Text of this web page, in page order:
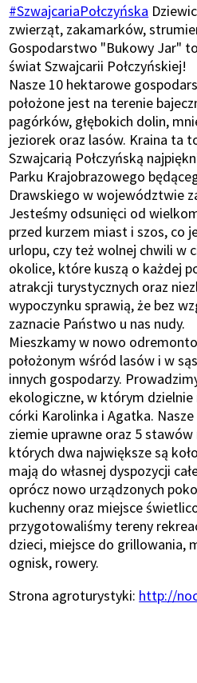
#SzwajcariaPołczyńska
zwierząt, zakamarków,
Gospodarstwo "Bukowy Jar"
świat Szwajcarii Połczyńskiej!
Nasze 10 hektarowe
położone jest na terenie
pagórków, głębokich dolin,
jeziorek oraz lasów. Kraina ta
Szwajcarią Połczyńską
Parku Krajobrazowego
Drawskiego w województwie
Jesteśmy odsunięci od
przed kurzem miast i szos, co
urlopu, czy też wolnej chwili w
okolice, które kuszą o każdej
atrakcji turystycznych oraz
wypoczynku sprawią, że bez
zaznacie Państwo u nas nudy.
Mieszkamy w nowo
położonym wśród lasów i w
innych gospodarzy.
ekologiczne, w którym dzielnie
córki Karolinka i Agatka.
ziemie uprawne oraz 5
których dwa największe są
mają do własnej dyspozycji
oprócz nowo urządzonych
kuchenny oraz miejsce
przygotowaliśmy tereny
dzieci, miejsce do grillowania,
ognisk, rowery.
Strona agroturystyki: http://